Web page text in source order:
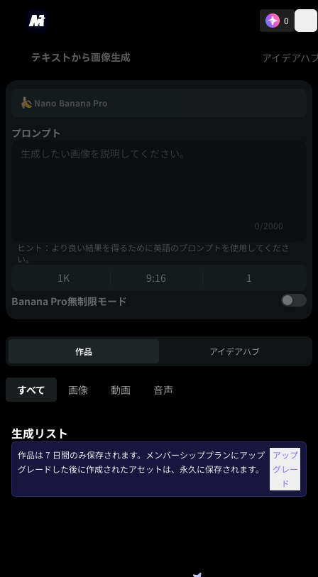
0
テキストから画像生成 アイデアハ
Nano Banana Pro
プロンプト
0/2000
ヒント：より良い結果を得るために英語のプロンプトを使用してくださ
い。
1K 9:16
1
Banana Pro無制限モード
作品 アイデアハブ
すべて 画像 動画 音声
生成リスト
作品は 7 日間のみ保存されます。メンバーシッププランにアップ
グレードした後に作成されたアセットは、永久に保存されます。
アップ
グレー
ド